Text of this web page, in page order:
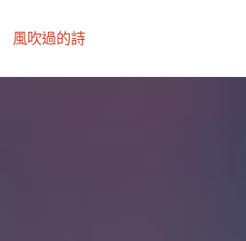
風吹過的詩